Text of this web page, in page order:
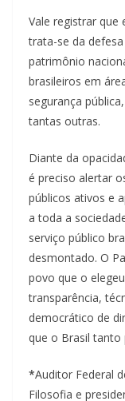
Vale registrar que
trata-se da
patrimônio
brasileiros em
segurança
tantas outras.
Diante da
é preciso alertar
públicos ativos e
a toda a
serviço público
desmontado. O
povo que o
transparência,
democrático de
que o Brasil tanto
*Auditor Federal
Filosofia e